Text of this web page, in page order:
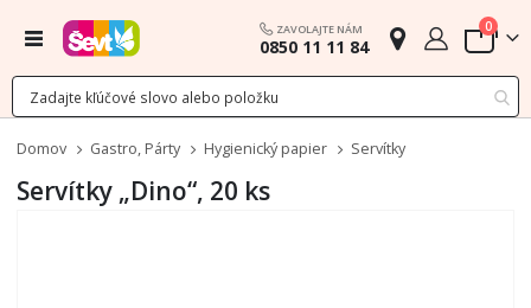
Menu ZAVOLAJTE NÁM
0850 11 11 84 Cart
0
Domov Gastro, Párty Hygienický papier Servítky
Servítky „Dino“, 20 ks